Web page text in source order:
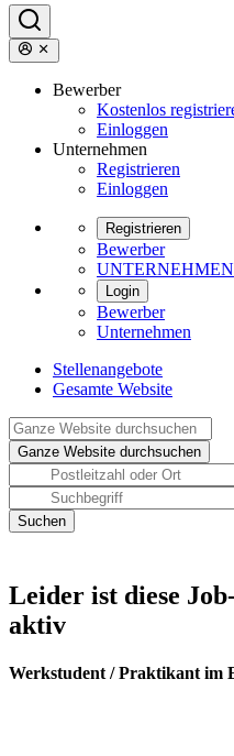
Bewerber
Kostenlos
Einloggen
Unternehmen
Registrieren
Einloggen
Registrieren
Bewerber
UNTERNEHMEN
Login
Bewerber
Unternehmen
Stellenangebote
Gesamte Website
Leider ist diese
aktiv
Werkstudent / Praktikant im